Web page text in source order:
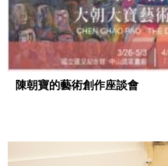
陳朝寶的藝術創作座談會